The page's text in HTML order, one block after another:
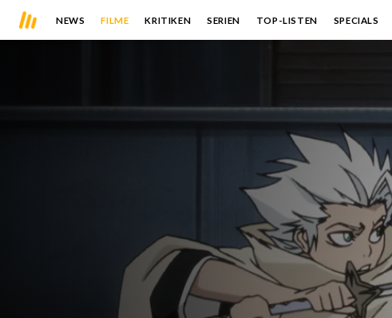
NEWS FILME KRITIKEN SERIEN TOP-LISTEN SPECIALS